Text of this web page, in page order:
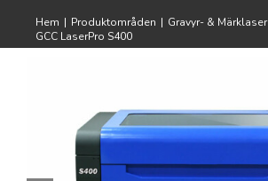
Hem | Produktområden | Gravyr- & Märklaser
GCC LaserPro S400